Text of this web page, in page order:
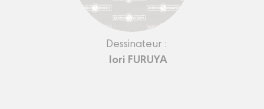
Dessinateur :
Iori FURUYA